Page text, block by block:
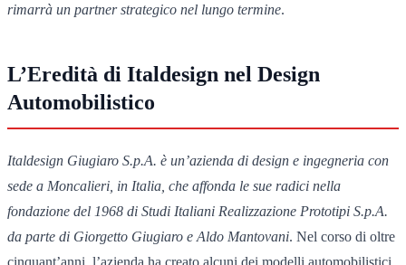
rimarrà un partner strategico nel lungo termine.
L’Eredità di Italdesign nel Design
Automobilistico
Italdesign Giugiaro S.p.A. è un’azienda di design e ingegneria con
sede a Moncalieri, in Italia, che affonda le sue radici nella
fondazione del 1968 di Studi Italiani Realizzazione Prototipi S.p.A.
da parte di Giorgetto Giugiaro e Aldo Mantovani. Nel corso di oltre
cinquant’anni, l’azienda ha creato alcuni dei modelli automobilistici